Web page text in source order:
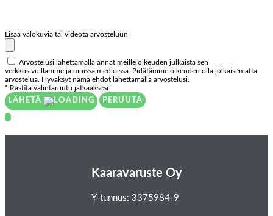
Lisää valokuvia tai videota arvosteluun
Arvostelusi lähettämällä annat meille oikeuden julkaista sen
verkkosivuillamme ja muissa medioissa. Pidätämme oikeuden olla julkaisematta
arvostelua. Hyväksyt nämä ehdot lähettämällä arvostelusi.
* Rastita valintaruutu jatkaaksesi
LÄHETÄ
PERUUTA
Kaaravaruste Oy
Y-tunnus: 3375984-9